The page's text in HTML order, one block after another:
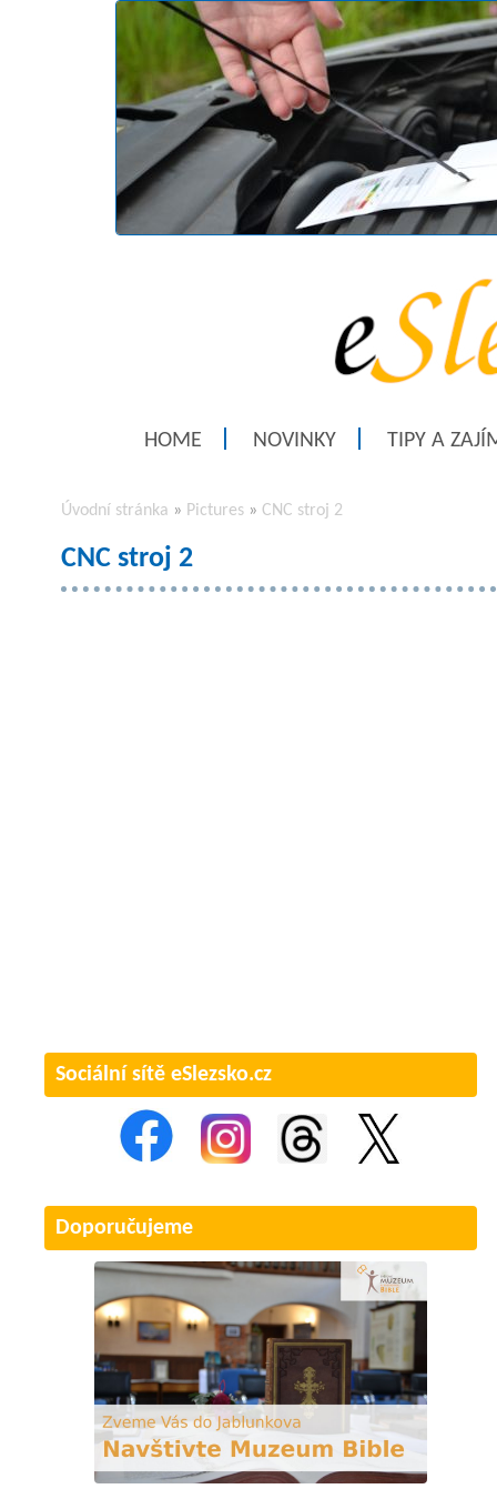
HOME NOVINKY TIPY A
Úvodní stránka » Pictures » CNC stroj 2
CNC stroj 2
Sociální sítě eSlezsko.cz
Doporučujeme